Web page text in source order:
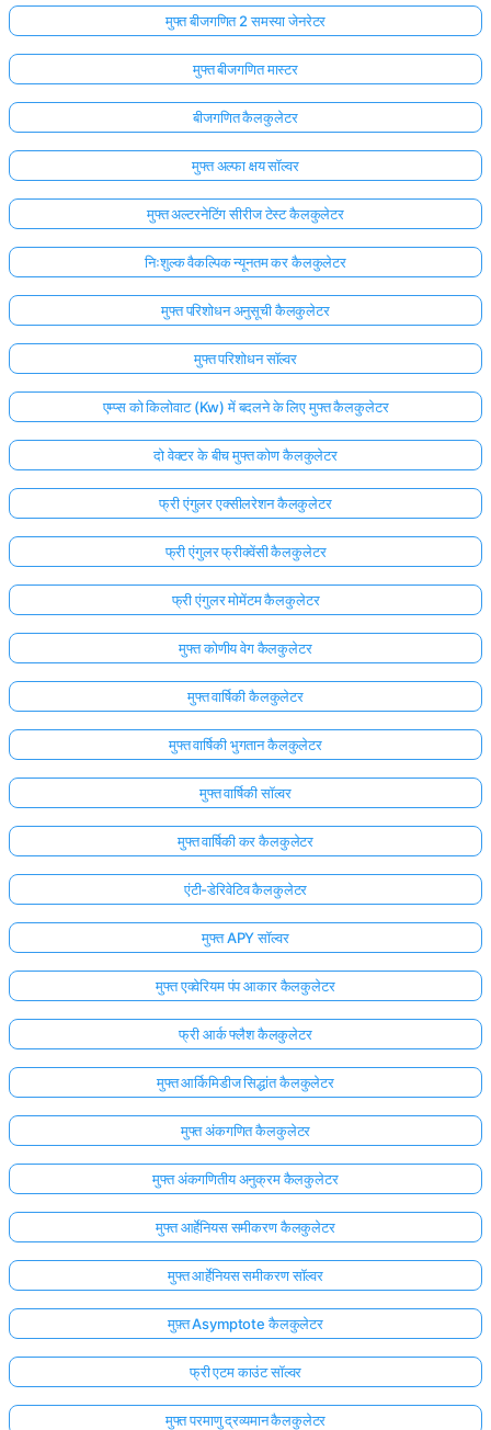
मुफ्त बीजगणित 2 समस्या जेनरेटर
मुफ्त बीजगणित मास्टर
बीजगणित कैलकुलेटर
मुफ्त अल्फा क्षय सॉल्वर
मुफ्त अल्टरनेटिंग सीरीज टेस्ट कैलकुलेटर
निःशुल्क वैकल्पिक न्यूनतम कर कैलकुलेटर
मुफ्त परिशोधन अनुसूची कैलकुलेटर
मुफ्त परिशोधन सॉल्वर
एम्प्स को किलोवाट (Kw) में बदलने के लिए मुफ्त कैलकुलेटर
दो वेक्टर के बीच मुफ्त कोण कैलकुलेटर
फ्री एंगुलर एक्सीलरेशन कैलकुलेटर
फ्री एंगुलर फ्रीक्वेंसी कैलकुलेटर
फ्री एंगुलर मोमेंटम कैलकुलेटर
मुफ्त कोणीय वेग कैलकुलेटर
मुफ्त वार्षिकी कैलकुलेटर
मुफ्त वार्षिकी भुगतान कैलकुलेटर
मुफ्त वार्षिकी सॉल्वर
मुफ्त वार्षिकी कर कैलकुलेटर
एंटी-डेरिवेटिव कैलकुलेटर
मुफ्त APY सॉल्वर
मुफ्त एक्वेरियम पंप आकार कैलकुलेटर
फ्री आर्क फ्लैश कैलकुलेटर
मुफ्त आर्किमिडीज सिद्धांत कैलकुलेटर
मुफ्त अंकगणित कैलकुलेटर
मुफ्त अंकगणितीय अनुक्रम कैलकुलेटर
मुफ्त आर्हेनियस समीकरण कैलकुलेटर
मुफ्त आर्हेनियस समीकरण सॉल्वर
मुफ़्त Asymptote कैलकुलेटर
फ्री एटम काउंट सॉल्वर
मुफ्त परमाणु द्रव्यमान कैलकुलेटर